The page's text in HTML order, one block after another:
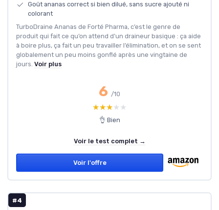
Goût ananas correct si bien dilué, sans sucre ajouté ni
colorant
TurboDraine Ananas de Forté Pharma, c’est le genre de
produit qui fait ce qu’on attend d’un draineur basique : ça aide
à boire plus, ça fait un peu travailler l’élimination, et on se sent
globalement un peu moins gonflé après une vingtaine de
jours. Voir plus
6 /10
★★★★★
★★★★★
👌 Bien
Voir le test complet →
Voir l'offre
#4